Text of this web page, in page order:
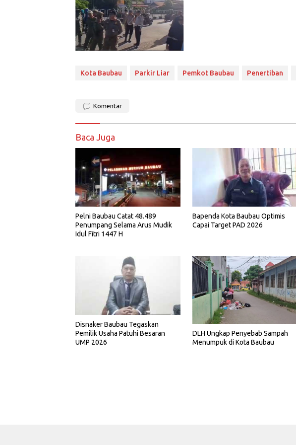
Kota Baubau Parkir Liar Pemkot Baubau Penertiban
Komentar
Baca Juga
Pelni Baubau Catat 48.489
Penumpang Selama Arus Mudik
Idul Fitri 1447 H
Bapenda Kota Baubau Optimis
Capai Target PAD 2026
Disnaker Baubau Tegaskan
Pemilik Usaha Patuhi Besaran
UMP 2026
DLH Ungkap Penyebab Sampah
Menumpuk di Kota Baubau